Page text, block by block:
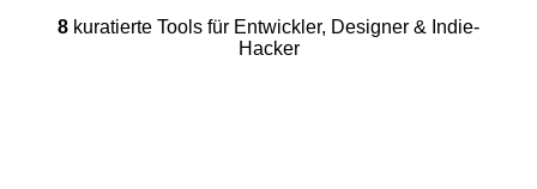
8 kuratierte Tools für Entwickler, Designer & Indie-
Hacker